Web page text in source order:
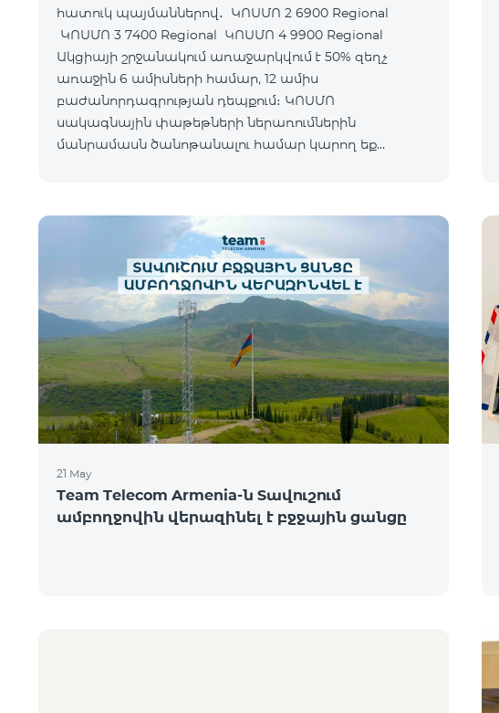
հատուկ պայմաններով․ ԿՈՍՄՈ 2 6900 Regional
ԿՈՍՄՈ 3 7400 Regional ԿՈՍՄՈ 4 9900 Regional
Ակցիայի շրջանակում առաջարկվում է 50% զեղչ
առաջին 6 ամիսների համար, 12 ամիս
բաժանորդագրության դեպքում։ ԿՈՍՄՈ
սակագնային փաթեթների ներառումներին
մանրամասն ծանոթանալու համար կարող եք
21 May
Team Telecom Armenia-ն Տավուշում
ամբողջովին վերազինել է բջջային ցանցը